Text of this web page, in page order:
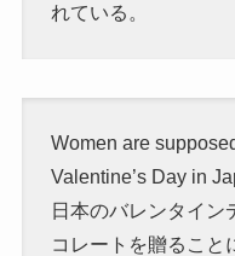
れている。
Women are
Valentine’s Day in
日本のバレンタイン
コレートを贈ること